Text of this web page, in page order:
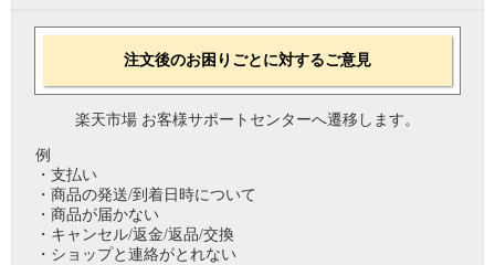
注文後のお困りごとに対するご意見
楽天市場 お客様サポートセンターへ遷移します。
例
・支払い
・商品の発送/到着日時について
・商品が届かない
・キャンセル/返金/返品/交換
・ショップと連絡がとれない